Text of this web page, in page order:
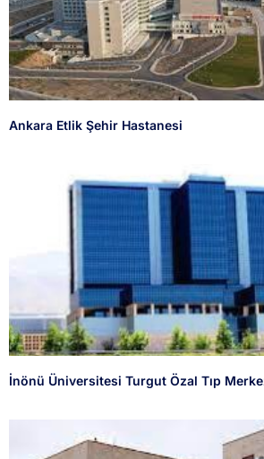
Ankara Etlik Şehir Hastanesi
İnönü Üniversitesi Turgut Özal Tıp